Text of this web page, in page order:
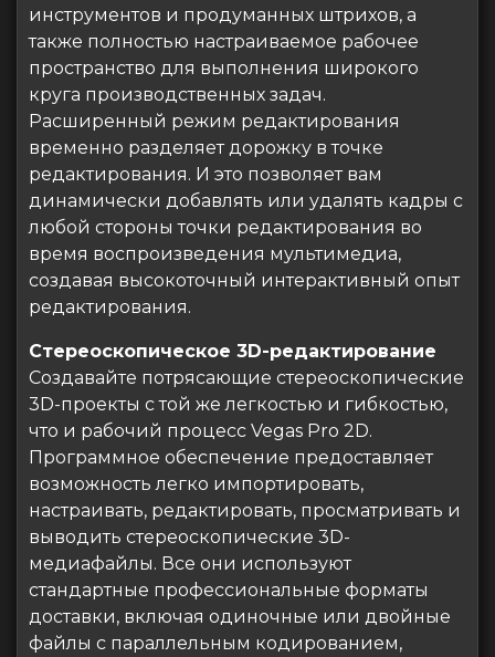
инструментов и продуманных штрихов, а
также полностью настраиваемое рабочее
пространство для выполнения широкого
круга производственных задач.
Расширенный режим редактирования
временно разделяет дорожку в точке
редактирования. И это позволяет вам
динамически добавлять или удалять кадры с
любой стороны точки редактирования во
время воспроизведения мультимедиа,
создавая высокоточный интерактивный опыт
редактирования.
Стереоскопическое 3D-редактирование
Создавайте потрясающие стереоскопические
3D-проекты с той же легкостью и гибкостью,
что и рабочий процесс Vegas Pro 2D.
Программное обеспечение предоставляет
возможность легко импортировать,
настраивать, редактировать, просматривать и
выводить стереоскопические 3D-
медиафайлы. Все они используют
стандартные профессиональные форматы
доставки, включая одиночные или двойные
файлы с параллельным кодированием,